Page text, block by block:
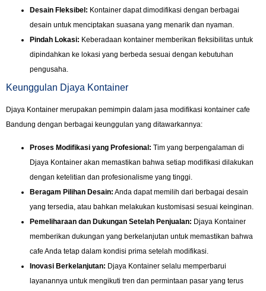
Desain Fleksibel: Kontainer dapat dimodifikasi dengan berbagai
desain untuk menciptakan suasana yang menarik dan nyaman.
Pindah Lokasi: Keberadaan kontainer memberikan fleksibilitas untuk
dipindahkan ke lokasi yang berbeda sesuai dengan kebutuhan
pengusaha.
Keunggulan Djaya Kontainer
Djaya Kontainer merupakan pemimpin dalam jasa modifikasi kontainer cafe
Bandung dengan berbagai keunggulan yang ditawarkannya:
Proses Modifikasi yang Profesional: Tim yang berpengalaman di
Djaya Kontainer akan memastikan bahwa setiap modifikasi dilakukan
dengan ketelitian dan profesionalisme yang tinggi.
Beragam Pilihan Desain: Anda dapat memilih dari berbagai desain
yang tersedia, atau bahkan melakukan kustomisasi sesuai keinginan.
Pemeliharaan dan Dukungan Setelah Penjualan: Djaya Kontainer
memberikan dukungan yang berkelanjutan untuk memastikan bahwa
cafe Anda tetap dalam kondisi prima setelah modifikasi.
Inovasi Berkelanjutan: Djaya Kontainer selalu memperbarui
layanannya untuk mengikuti tren dan permintaan pasar yang terus